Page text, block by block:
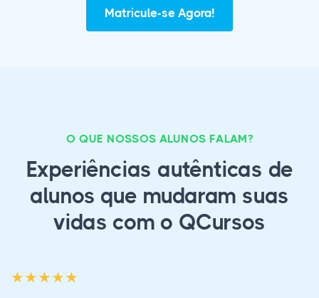
Matricule-se Agora!
O QUE NOSSOS ALUNOS FALAM?
Experiências autênticas de
alunos que mudaram suas
vidas com o QCursos